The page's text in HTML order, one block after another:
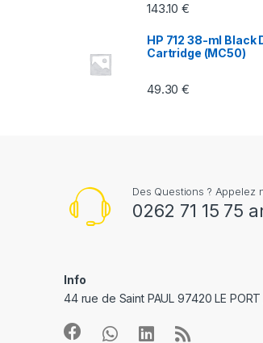
143.10€
HP 712 38-ml Black
Cartridge (MC50)
49.30€
Des Questions ? Appelez
0262 71 15 75
Info
44 rue de Saint PAUL 97420 LE PORT